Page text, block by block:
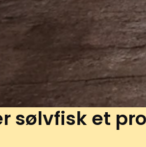
i hele landet
udsatte områder og
hvilket gør dem i stand
sølvfisk et